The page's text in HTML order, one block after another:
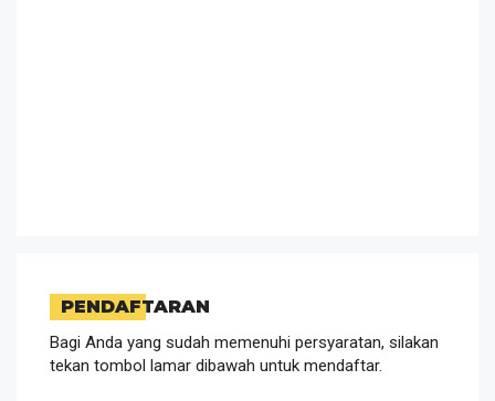
PENDAFTARAN
Bagi Anda yang sudah memenuhi persyaratan, silakan
tekan tombol lamar dibawah untuk mendaftar.